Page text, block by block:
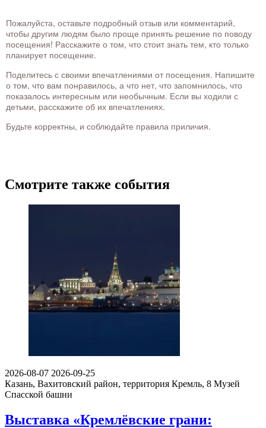
Пожалуйста, оставьте подробный отзыв или комментарий,
чтобы другим людям было проще принять решение по поводу
посещения! Расскажите о том, что стоит знать тем, кто только
планирует посещение.
Поделитесь с своими впечатлениями от посещения. Напишите
о том, что вам понравилось, а что нет, что запомнилось, что
показалось интересным или необычным. Если вы ходили с
детьми, расскажите об их впечатлениях.
Будьте корректны, и соблюдайте правила приличия.
Смотрите также события
2026-08-07 2026-09-25
Казань, Вахитовский район, территория Кремль, 8 Музей
Спасской башни
Выставка «Кремлёвские грани: